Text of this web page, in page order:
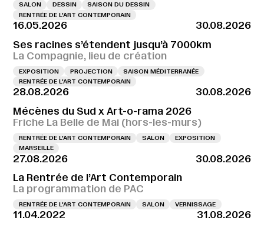
SALON DESSIN
SAISON DU DESSIN
RENTRÉE DE L'ART CONTEMPORAIN
16.05.2026
30.08.2026
Ses racines s’étendent jusqu’à 7000km
La Compagnie, lieu de création
EXPOSITION PROJECTION
SAISON MÉDITERRANÉE
RENTRÉE DE L'ART CONTEMPORAIN
28.08.2026
30.08.2026
Mécènes du Sud x Art-o-rama 2026
Friche La Belle de Mai (hors-les-murs)
RENTRÉE DE L'ART CONTEMPORAIN SALON
EXPOSITION
MARSEILLE
27.08.2026
30.08.2026
La Rentrée de l’Art Contemporain
La programmation de PAC
RENTRÉE DE L'ART CONTEMPORAIN SALON VERNISSAGE
11.04.2022
31.08.2026